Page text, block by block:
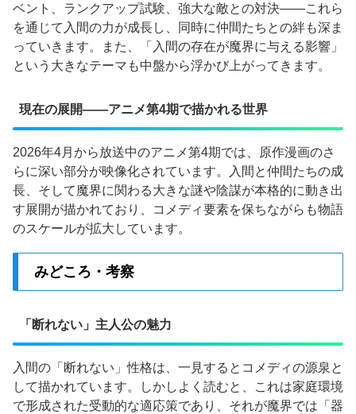
ベント、ランクアップ試験、強大な敵との対決——これら
を通じて入間の力が成長し、同時に仲間たちとの絆も深ま
っていきます。また、「入間の存在が魔界に与える影響」
という大きなテーマも中盤から浮かび上がってきます。
現在の展開——アニメ第4期で描かれる世界
2026年4月から放送中のアニメ第4期では、原作漫画のさ
らに深い部分が映像化されています。入間と仲間たちの成
長、そして魔界に関わる大きな謎や陰謀が本格的に動き出
す展開が描かれており、コメディ要素を保ちながらも物語
のスケールが拡大しています。
みどころ・考察
「断れない」主人公の魅力
入間の「断れない」性格は、一見するとコメディの源泉と
して描かれています。しかしよく読むと、これは家庭環境
で形成された受動的な適応策であり、それが魔界では「器